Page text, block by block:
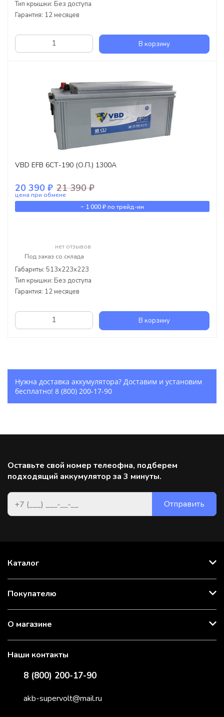
Тип крышки: Без доступа
Гарантия: 12 месяцев
В корзину
VBD EFB 6СТ-190 (О.П.) 1300А
20 390 ₽ 21 390 ₽
цена при обмене
- 1 000 ₽по трейд-ин
нет отзывов
Под заказ со склада
Габариты: 513x223x223
Тип крышки: Без доступа
Гарантия: 12 месяцев
В корзину
Нужна доставка аккумулятора? Доставим и установим
бесплатно! 8 (800) 200-17-90
Оставьте свой номер телеофна, подберем
подходящий аккумулятор за 3 минуты.
Каталог
Покупателю
О магазине
Наши контакты
8 (800) 200-17-90
akb-supervolt@mail.ru